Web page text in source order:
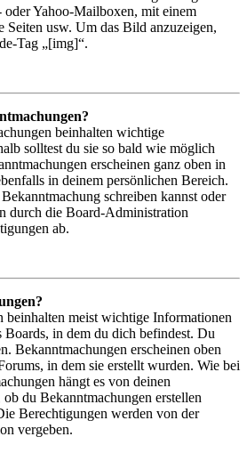
Yahoo-Mailboxen, mit einem
Seiten usw. Um das Bild anzuzeigen,
Tag „[img]“.
beinhalten wichtige
solltest du sie so bald wie möglich
erscheinen ganz oben in
in deinem persönlichen Bereich.
schreiben kannst oder
durch die Board-Administration
ab.
beinhalten meist wichtige Informationen
Boards, in dem du dich befindest. Du
Bekanntmachungen erscheinen oben
in dem sie erstellt wurden. Wie bei
hängt es von deinen
du Bekanntmachungen erstellen
Berechtigungen werden von der
vergeben.